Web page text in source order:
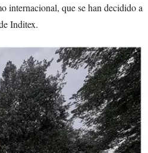
internacional, que se han decidido a
Inditex.